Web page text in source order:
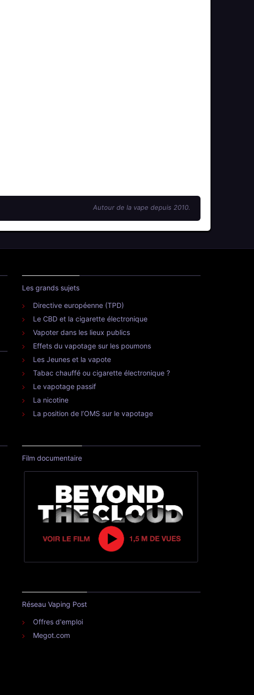
Autour de la vape depuis 2010.
Les grands sujets
Directive européenne (TPD)
Le CBD et la cigarette électronique
Vapoter dans les lieux publics
Effets du vapotage sur les poumons
Les Jeunes et la vapote
Tabac chauffé ou cigarette électronique ?
Le vapotage passif
La nicotine
La position de l’OMS sur le vapotage
Film documentaire
Réseau Vaping Post
Offres d'emploi
Megot.com